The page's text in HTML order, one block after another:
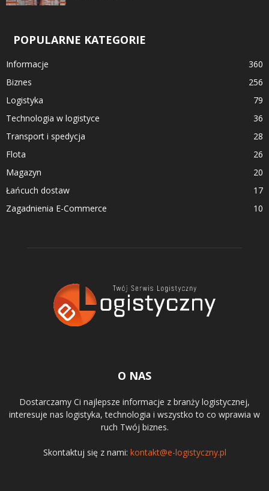
POPULARNE KATEGORIE
Informacje
360
Biznes
256
Logistyka
79
Technologia w logistyce
36
Transport i spedycja
28
Flota
26
Magazyn
20
Łańcuch dostaw
17
Zagadnienia E-Commerce
10
O NAS
Dostarczamy Ci najlepsze informacje z branży logistycznej,
interesuje nas logistyka, technologia i wszystko to co wprawia w
ruch Twój biznes.
Skontaktuj się z nami: kontakt@e-logistyczny.pl